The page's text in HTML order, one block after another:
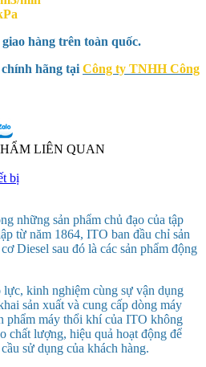
hàng trên toàn quốc.
hãng tại Công ty TNHH Công
LIÊN QUAN
bị
những sản phẩm chủ đạo của tập
từ năm 1864, ITO ban đầu chỉ sản
Diesel sau đó là các sản phẩm động
kinh nghiệm cùng sự vận dụng
sản xuất và cung cấp dòng máy
phẩm máy thổi khí của ITO không
chất lượng, hiệu quả hoạt động để
sử dụng của khách hàng.